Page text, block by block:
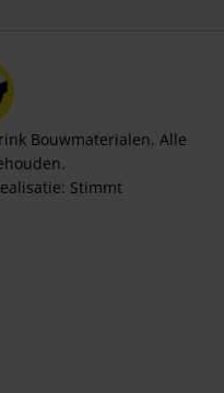
Bouwmaterialen. Alle
Stimmt